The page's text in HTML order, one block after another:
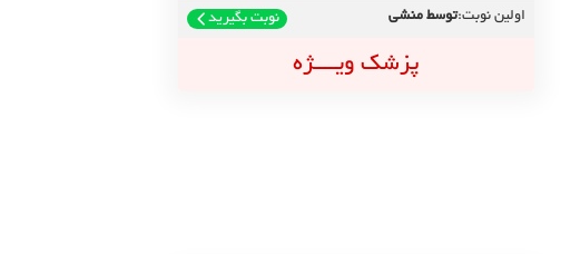
اولین نوبت:توسط منشی نوبت بگیرید
پزشک ویــــژه